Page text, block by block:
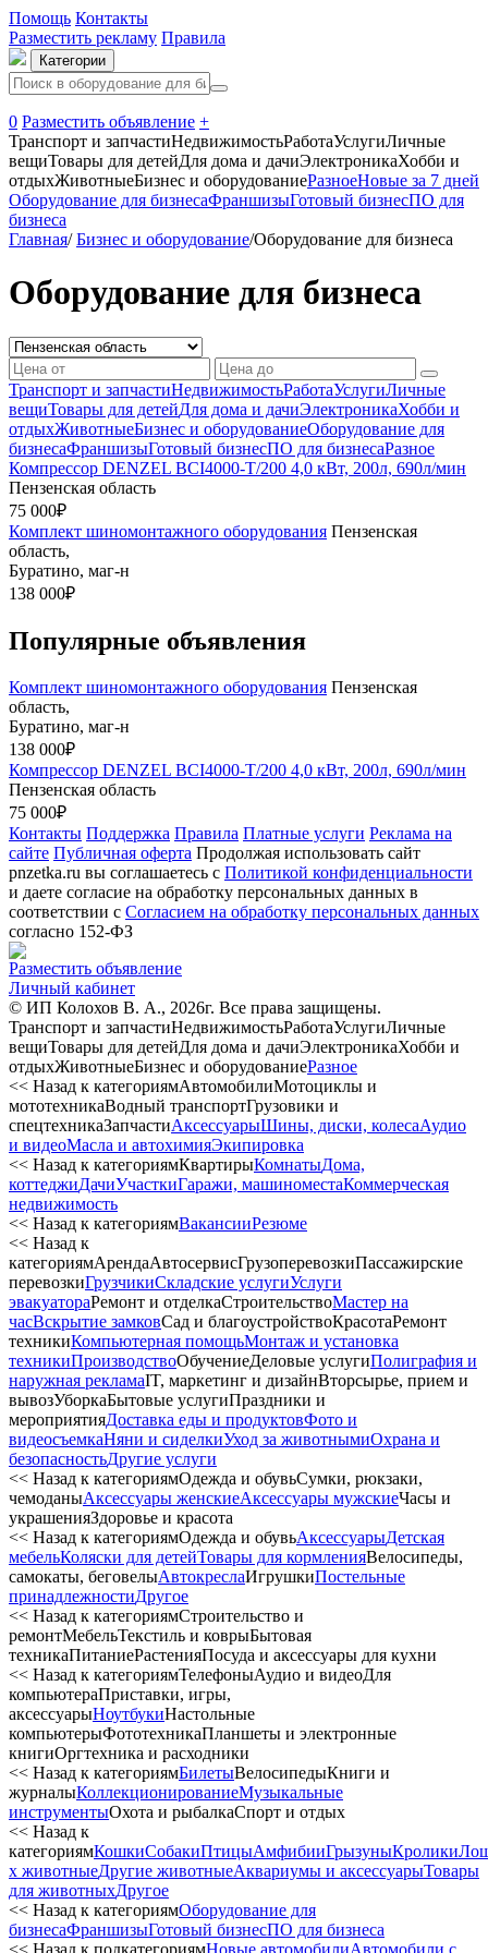
Помощь Контакты
Разместить рекламу Правила
Категории
0 Разместить объявление +
Транспорт и запчастиНедвижимостьРаботаУслугиЛичные
вещиТовары для детейДля дома и дачиЭлектроникаХобби и
отдыхЖивотныеБизнес и оборудованиеРазноеНовые за 7 дней
Оборудование для бизнесаФраншизыГотовый бизнесПО для
бизнеса
Главная/ Бизнес и оборудование/Оборудование для бизнеса
Оборудование для бизнеса
Транспорт и запчастиНедвижимостьРаботаУслугиЛичные
вещиТовары для детейДля дома и дачиЭлектроникаХобби и
отдыхЖивотныеБизнес и оборудованиеОборудование для
бизнесаФраншизыГотовый бизнесПО для бизнесаРазное
Компрессор DENZEL BCI4000-T/200 4,0 кВт, 200л, 690л/мин
Пензенская область
75 000₽
Комплект шиномонтажного оборудования Пензенская
область,
Буратино, маг-н
138 000₽
Популярные объявления
Комплект шиномонтажного оборудования Пензенская
область,
Буратино, маг-н
138 000₽
Компрессор DENZEL BCI4000-T/200 4,0 кВт, 200л, 690л/мин
Пензенская область
75 000₽
Контакты Поддержка Правила Платные услуги Реклама на
сайте Публичная оферта Продолжая использовать сайт
pnzetka.ru вы соглашаетесь с Политикой конфиденциальности
и даете согласие на обработку персональных данных в
соответствии с Согласием на обработку персональных данных
согласно 152-ФЗ
Разместить объявление
Личный кабинет
© ИП Колохов В. А., 2026г. Все права защищены.
Транспорт и запчастиНедвижимостьРаботаУслугиЛичные
вещиТовары для детейДля дома и дачиЭлектроникаХобби и
отдыхЖивотныеБизнес и оборудованиеРазное
<< Назад к категориямАвтомобилиМотоциклы и
мототехникаВодный транспортГрузовики и
спецтехникаЗапчастиАксессуарыШины, диски, колесаАудио
и видеоМасла и автохимияЭкипировка
<< Назад к категориямКвартирыКомнатыДома,
коттеджиДачиУчасткиГаражи, машиноместаКоммерческая
недвижимость
<< Назад к категориямВакансииРезюме
<< Назад к
категориямАрендаАвтосервиcГрузоперевозкиПассажирские
перевозкиГрузчикиСкладские услугиУслуги
эвакуатораРемонт и отделкаСтроительствоМастер на
часВскрытие замковСад и благоустройствоКрасотаРемонт
техникиКомпьютерная помощьМонтаж и установка
техникиПроизводствоОбучениеДеловые услугиПолиграфия и
наружная рекламаIT, маркетинг и дизайнВторсырье, прием и
вывозУборкаБытовые услугиПраздники и
мероприятияДоставка еды и продуктовФото и
видеосъемкаНяни и сиделкиУход за животнымиОхрана и
безопасностьДругие услуги
<< Назад к категориямОдежда и обувьСумки, рюкзаки,
чемоданыАксессуары женскиеАксессуары мужскиеЧасы и
украшенияЗдоровье и красота
<< Назад к категориямОдежда и обувьАксессуарыДетская
мебельКоляски для детейТовары для кормленияВелосипеды,
самокаты, беговелыАвтокреслаИгрушкиПостельные
принадлежностиДругое
<< Назад к категориямСтроительство и
ремонтМебельТекстиль и коврыБытовая
техникаПитаниеРастенияПосуда и аксессуары для кухни
<< Назад к категориямТелефоныАудио и видеоДля
компьютераПриставки, игры,
аксессуарыНоутбукиНастольные
компьютерыФототехникаПланшеты и электронные
книгиОргтехника и расходники
<< Назад к категориямБилетыВелосипедыКниги и
журналыКоллекционированиеМузыкальные
инструментыОхота и рыбалкаСпорт и отдых
<< Назад к
категориямКошкиСобакиПтицыАмфибииГрызуныКролики
х животныеДругие животныеАквариумы и аксессуарыТовары
для животныхДругое
<< Назад к категориямОборудование для
бизнесаФраншизыГотовый бизнесПО для бизнеса
<< Назад к подкатегориямНовые автомобилиАвтомобили с